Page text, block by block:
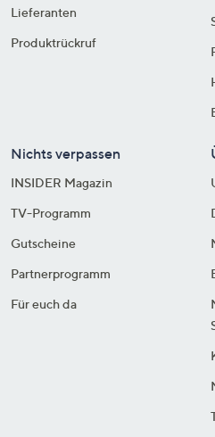
Lieferanten
Produktrückruf
Nichts verpassen
INSIDER Magazin
TV-Programm
Gutscheine
Partnerprogramm
Für euch da